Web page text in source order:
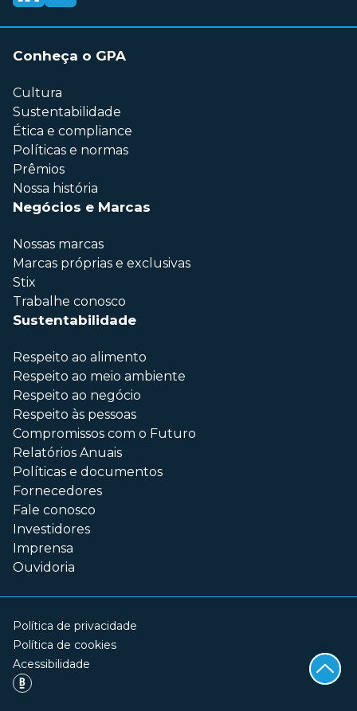
Conheça o GPA
Cultura
Sustentabilidade
Ética e compliance
Políticas e normas
Prêmios
Nossa história
Negócios e Marcas
Nossas marcas
Marcas próprias e exclusivas
Stix
Trabalhe conosco
Sustentabilidade
Respeito ao alimento
Respeito ao meio ambiente
Respeito ao negócio
Respeito às pessoas
Compromissos com o Futuro
Relatórios Anuais
Políticas e documentos
Fornecedores
Fale conosco
Investidores
Imprensa
Ouvidoria
Política de privacidade
Política de cookies
Acessibilidade